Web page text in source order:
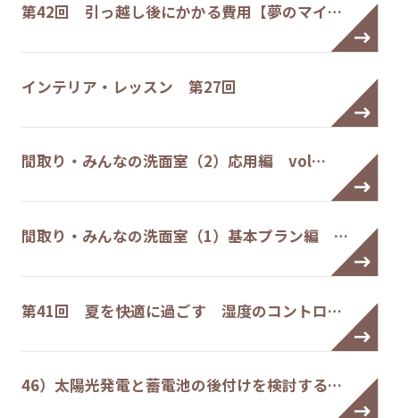
第42回 引っ越し後にかかる費用【夢のマイ…
インテリア・レッスン 第27回
間取り・みんなの洗面室（2）応用編 vol…
間取り・みんなの洗面室（1）基本プラン編 …
第41回 夏を快適に過ごす 湿度のコントロ…
46）太陽光発電と蓄電池の後付けを検討する…